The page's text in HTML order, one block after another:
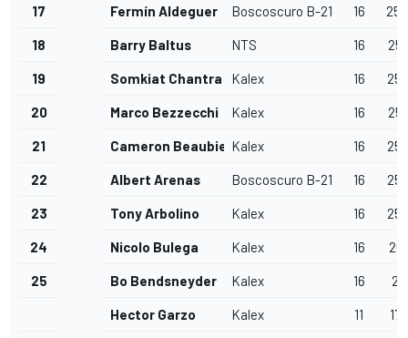
17 Fermín Aldeguer Boscoscuro B-21 16
18 Barry Baltus NTS 16
19 Somkiat Chantra Kalex 16
20 Marco Bezzecchi Kalex 16
21 Cameron Beaubier Kalex 16
22 Albert Arenas Boscoscuro B-21 16
23 Tony Arbolino Kalex 16
24 Nicolo Bulega Kalex 16
25 Bo Bendsneyder Kalex 16
Hector Garzo Kalex 11